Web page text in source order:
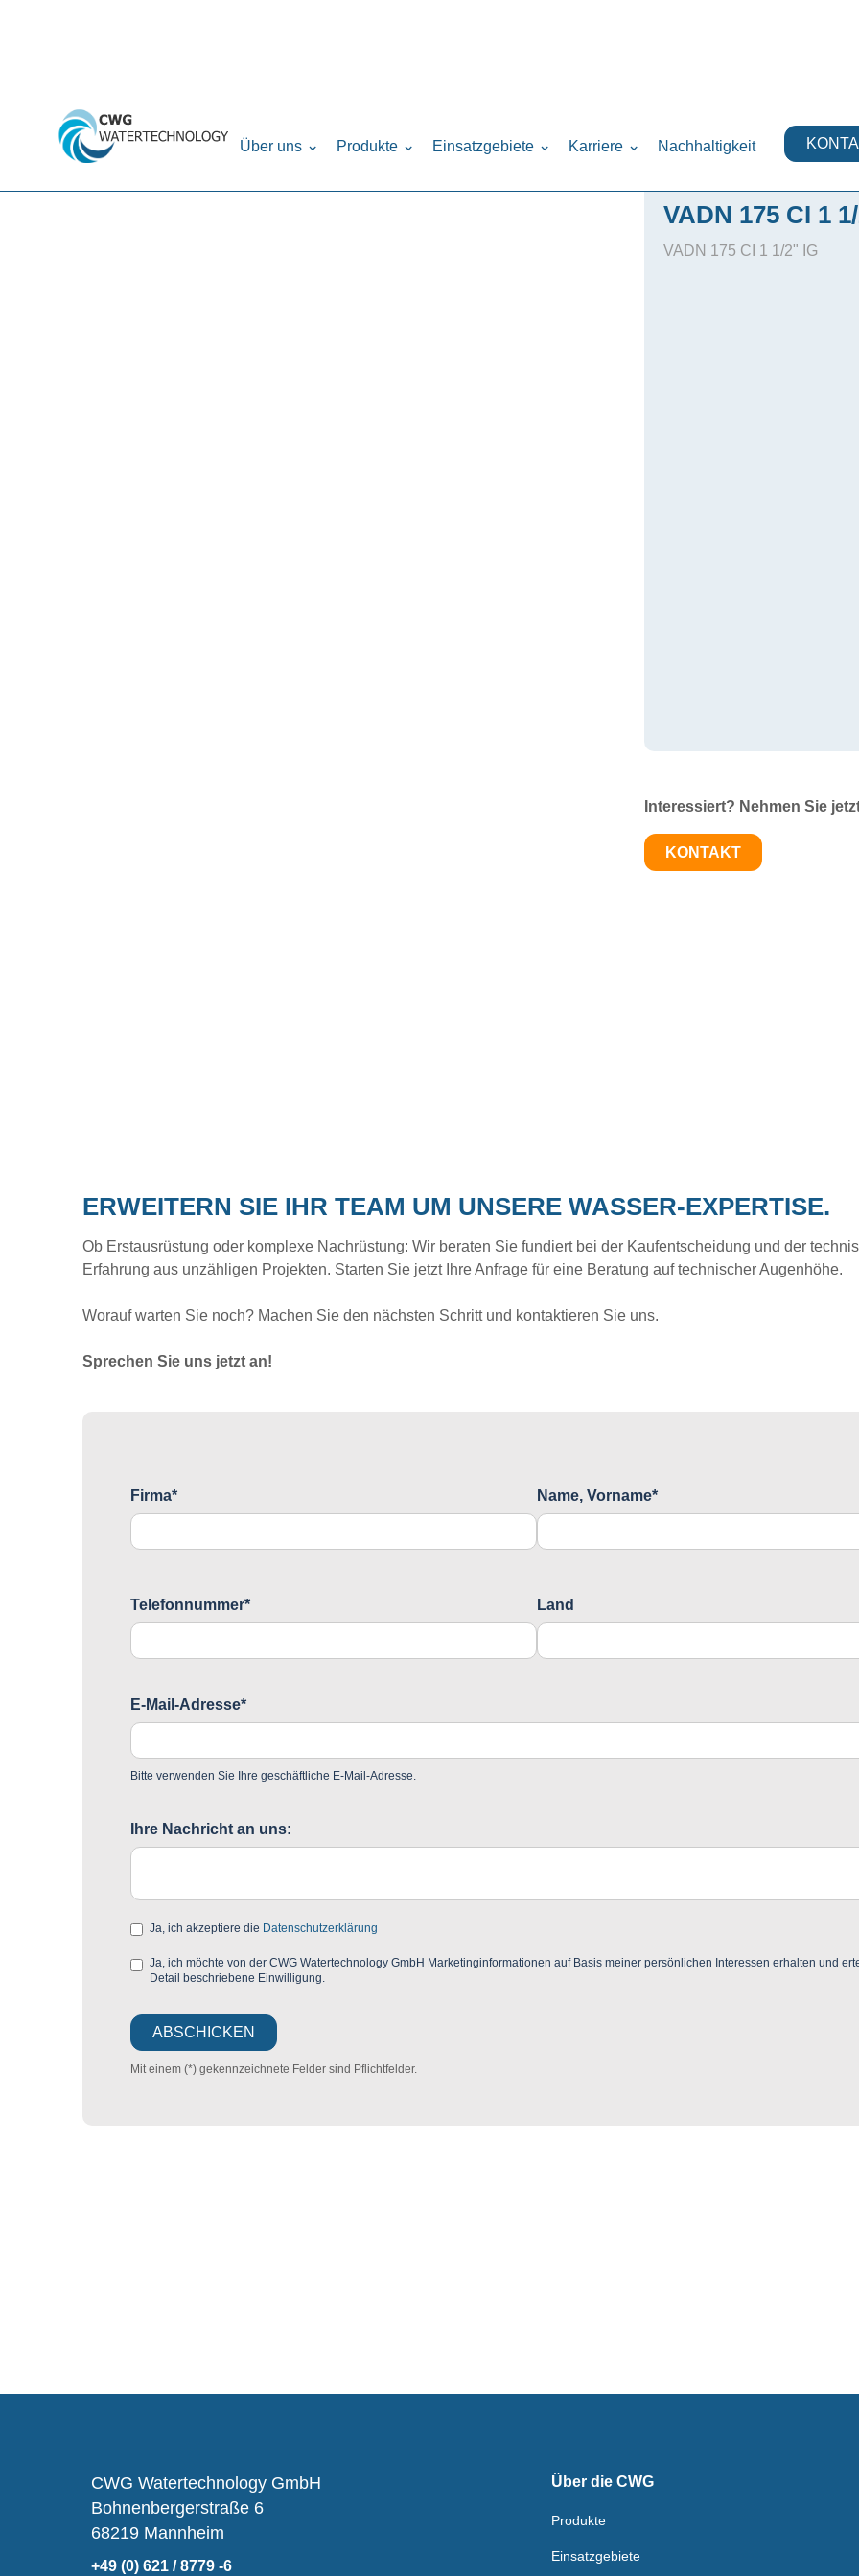
Über uns Produkte Einsatzgebiete Karriere Nachhaltigkeit
Home
VADN 175 CI 1
VADN 175 CI 1 1/2" IG
Interessiert? Nehmen Sie
KONTAKT
ERWEITERN SIE IHR TEAM UM UNSERE WASSER-EXPERTISE.
Ob Erstausrüstung oder komplexe Nachrüstung: Wir beraten Sie fundiert bei der Kaufentscheidung und der
Erfahrung aus unzähligen Projekten. Starten Sie jetzt Ihre Anfrage für eine Beratung auf technischer Augenhöhe.
Worauf warten Sie noch? Machen Sie den nächsten Schritt und kontaktieren Sie uns.
Sprechen Sie uns jetzt an!
Firma* Name, Vorname*
Telefonnummer* Land
E-Mail-Adresse*
Bitte verwenden Sie Ihre geschäftliche E-Mail-Adresse.
Ihre Nachricht an uns:
Ja, ich akzeptiere die Datenschutzerklärung
Ja, ich möchte von der CWG Watertechnology GmbH Marketinginformationen auf Basis meiner persönlichen Interessen erhalten und
Detail beschriebene Einwilligung.
Mit einem (*) gekennzeichnete Felder sind Pflichtfelder.
CWG Watertechnology GmbH
Bohnenbergerstraße 6
68219 Mannheim
+49 (0) 621 / 8779 -6
Über die CWG
Produkte
Einsatzgebiete